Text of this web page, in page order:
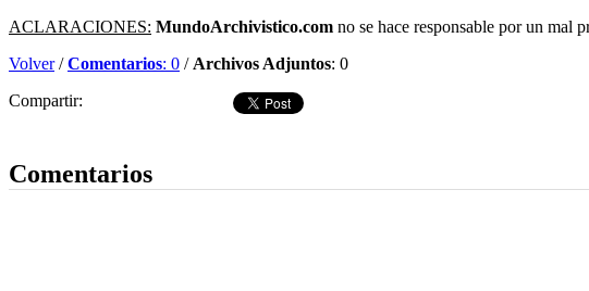
ACLARACIONES: MundoArchivistico.com no se hace responsable por un mal
Volver/Comentarios: 0 / Archivos Adjuntos: 0
Compartir:
Comentarios